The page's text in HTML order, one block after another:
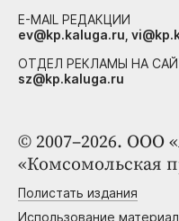
© 2007–2026. ООО
«Комсомольская
Полистать издания
Использование
E-MAIL РЕДАКЦИИ
ev@kp.kaluga.ru,
ОТДЕЛ РЕКЛАМЫ НА
sz@kp.kaluga.ru